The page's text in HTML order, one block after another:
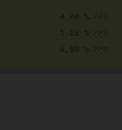
4,00 %
1,25 %
4,90 %